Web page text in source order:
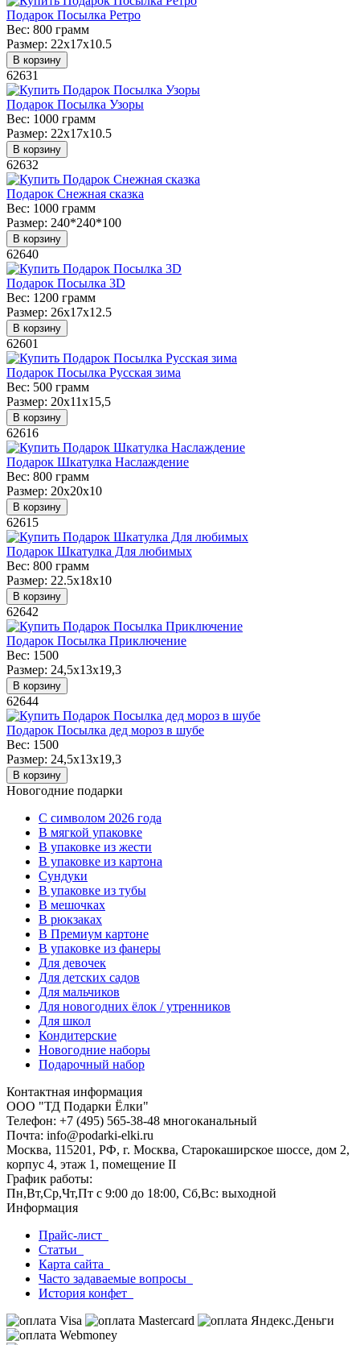
Подарок Посылка Ретро
Вес: 800 грамм
Размер: 22х17х10.5
В корзину
62631
Подарок Посылка Узоры
Вес: 1000 грамм
Размер: 22х17х10.5
В корзину
62632
Подарок Снежная сказка
Вес: 1000 грамм
Размер: 240*240*100
В корзину
62640
Подарок Посылка 3D
Вес: 1200 грамм
Размер: 26х17х12.5
В корзину
62601
Подарок Посылка Русская зима
Вес: 500 грамм
Размер: 20х11х15,5
В корзину
62616
Подарок Шкатулка Наслаждение
Вес: 800 грамм
Размер: 20х20х10
В корзину
62615
Подарок Шкатулка Для любимых
Вес: 800 грамм
Размер: 22.5x18x10
В корзину
62642
Подарок Посылка Приключение
Вес: 1500
Размер: 24,5x13x19,3
В корзину
62644
Подарок Посылка дед мороз в шубе
Вес: 1500
Размер: 24,5x13x19,3
В корзину
Новогодние подарки
C символом 2026 года
В мягкой упаковке
В упаковке из жести
В упаковке из картона
Сундуки
В упаковке из тубы
В мешочках
В рюкзаках
В Премиум картоне
В упаковке из фанеры
Для девочек
Для детских садов
Для мальчиков
Для новогодних ёлок / утренников
Для школ
Кондитерские
Новогодние наборы
Подарочный набор
Контактная информация
ООО "ТД Подарки Ёлки"
Телефон: +7 (495) 565-38-48 многоканальный
Почта: info@podarki-elki.ru
Москва, 115201, РФ, г. Москва, Старокаширское шоссе, дом 2,
корпус 4, этаж 1, помещение II
График работы:
Пн,Вт,Ср,Чт,Пт с 9:00 до 18:00, Сб,Вс: выходной
Информация
Прайс-лист
Статьи
Карта сайта
Часто задаваемые вопросы
История конфет